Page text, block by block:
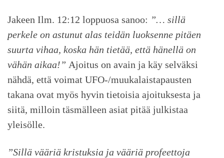
Jakeen Ilm. 12:12 loppuosa sanoo: ”… sillä
perkele on astunut alas teidän luoksenne pitäen
suurta vihaa, koska hän tietää, että hänellä on
vähän aikaa!” Ajoitus on avain ja käy selväksi
nähdä, että voimat UFO-/muukalaistapausten
takana ovat myös hyvin tietoisia ajoituksesta ja
siitä, milloin täsmälleen asiat pitää julkistaa
yleisölle.
”Sillä vääriä kristuksia ja vääriä profeettoja